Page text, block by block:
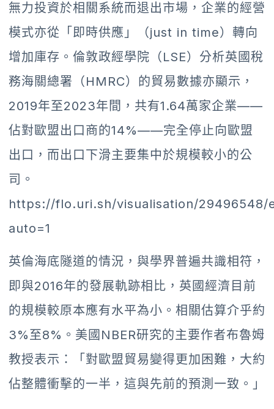
無力投資於相關系統而退出市場，企業的經營
模式亦從「即時供應」（just in time）轉向
增加庫存。倫敦政經學院（LSE）分析英國稅
務海關總署（HMRC）的貿易數據亦顯示，
2019年至2023年間，共有1.64萬家企業——
佔對歐盟出口商的14%——完全停止向歐盟
出口，而出口下滑主要集中於規模較小的公
司。
https://flo.uri.sh/visualisation/29496548/
auto=1
英倫海底隧道的情況，與學界普遍共識相符，
即與2016年的發展軌跡相比，英國經濟目前
的規模較原本應有水平為小。相關估算介乎約
3%至8%。美國NBER研究的主要作者布魯姆
教授表示：「對歐盟貿易變得更加困難，大約
佔整體衝擊的一半，這與先前的預測一致。」